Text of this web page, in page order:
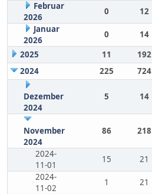
Februar
2026
0 12
Januar
2026
0 14
2025
11 192
2024
225 724
Dezember
2024
5 14
November
2024
86 218
2024-
11-01
15 21
2024-
11-02
1 21